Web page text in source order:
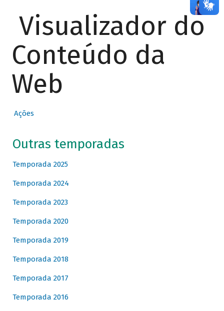
Visualizador do
Conteúdo da
Web
Ações
Outras temporadas
Temporada 2025
Temporada 2024
Temporada 2023
Temporada 2020
Temporada 2019
Temporada 2018
Temporada 2017
Temporada 2016